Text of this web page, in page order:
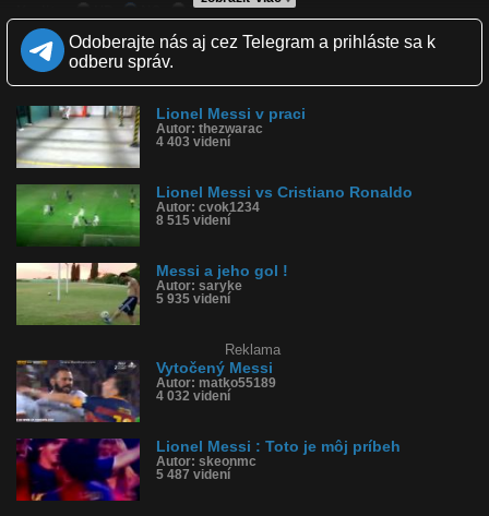
LQ
Zverejnené: 20.11.2015 14:36
Páči sa: 96% (78 hlasov)
Obľúbené: 45
Komentárov: 33
Kategória: športy
Tagy: futbal, sranda, chyba, futsal, messi, lopta, smiech
História sledovanosti videa:
Odoberajte nás aj cez Telegram a prihláste sa k
odberu správ.
Lionel Messi v praci
Autor: thezwarac
4 403 videní
Lionel Messi vs Cristiano Ronaldo
Autor: cvok1234
8 515 videní
Messi a jeho gol !
Autor: saryke
5 935 videní
Reklama
Vytočený Messi
Autor: matko55189
4 032 videní
Lionel Messi : Toto je môj príbeh
Autor: skeonmc
5 487 videní